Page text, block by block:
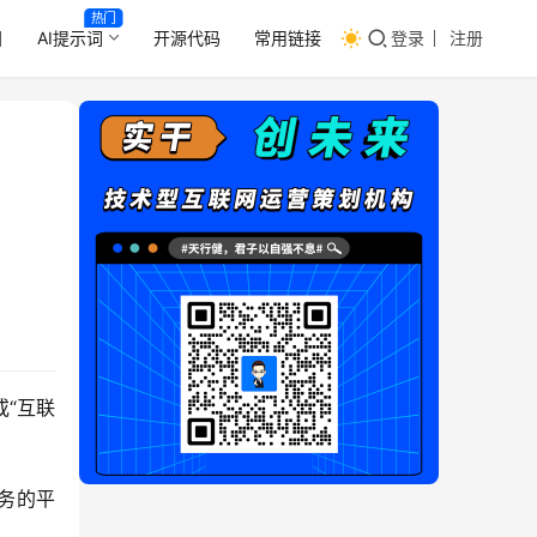
AI提示词
热门
开源代码 常用链接 登录 注册
“互联
的平